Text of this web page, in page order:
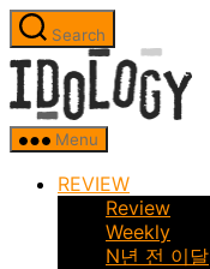
Skip
to
the
content
Search
Menu
REVIEW
Review
Weekly
N년 전 이달